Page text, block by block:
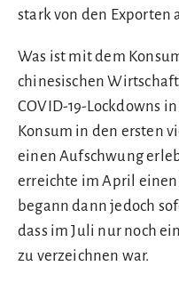
stark von den Exporten
Was ist mit dem
chinesischen
COVID-19-Lockdowns
Konsum in den ersten
einen Aufschwung
erreichte im April einen
begann dann jedoch
dass im Juli nur noch
zu verzeichnen war.